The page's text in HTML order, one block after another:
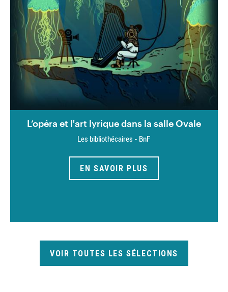
L’opéra et l'art lyrique dans la salle Ovale
Les bibliothécaires - BnF
EN SAVOIR PLUS
VOIR TOUTES LES SÉLECTIONS